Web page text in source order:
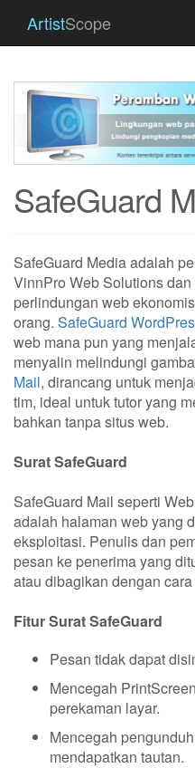
ArtistScope
SafeGuard
SafeGuard Media adalah
VinnPro Web Solutions
perlindungan web
orang. SafeGuard
web mana pun yang
menyalin melindungi
Mail, dirancang untuk
tim, ideal untuk tutor yang
bahkan tanpa situs web.
Surat SafeGuard
SafeGuard Mail seperti
adalah halaman web yang
eksploitasi. Penulis dan
pesan ke penerima yang
atau dibagikan dengan
Fitur Surat SafeGuard
Pesan tidak dapat
Mencegah
perekaman layar.
Mencegah
mendapatkan tautan.